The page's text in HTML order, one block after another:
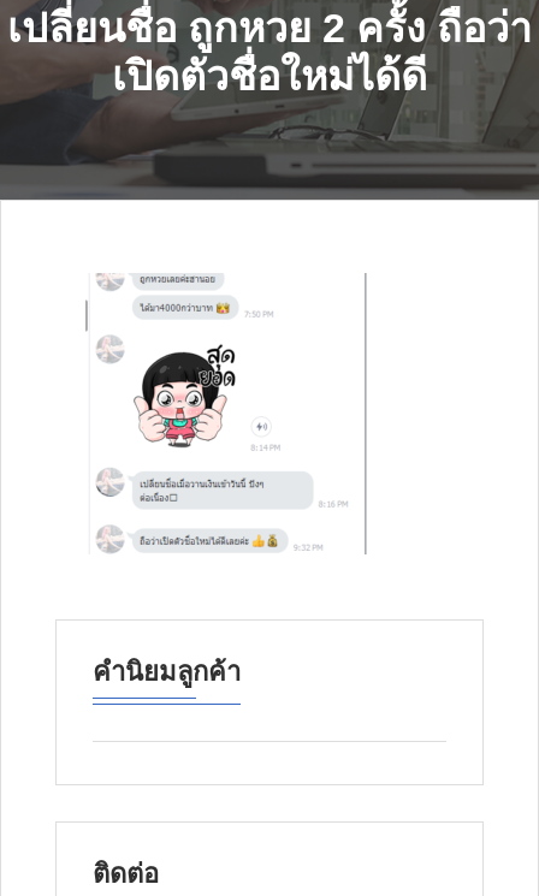
เปลี่ยนชื่อ ถูกหวย 2 ครั้ง ถือว่า
เปิดตัวชื่อใหม่ได้ดี
คำนิยมลูกค้า
ติดต่อ